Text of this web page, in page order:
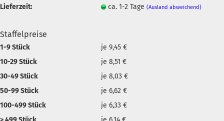
Lieferzeit:
ca. 1-2 Tage (Ausland abweichend)
Staffelpreise
1-9 Stück
je 9,45 €
10-29 Stück
je 8,51 €
30-49 Stück
je 8,03 €
50-99 Stück
je 6,62 €
100-499 Stück
je 6,33 €